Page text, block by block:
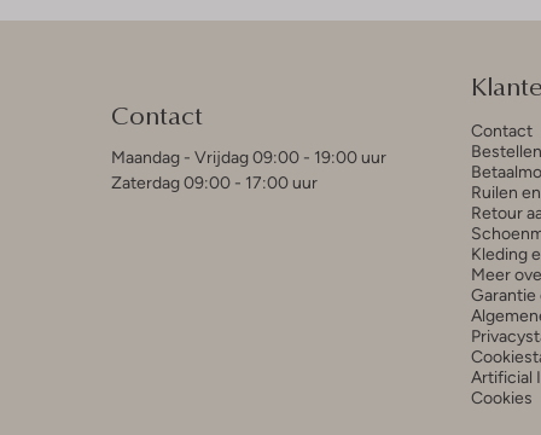
Contact
Maandag - Vrijdag 09:00 - 19:00 uur
Zaterdag 09:00 - 17:00 uur
Contact
Ruilen
Retour
Kleding
Meer
Garantie
Artificial
Cookies